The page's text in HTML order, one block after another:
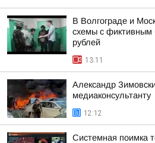
В Волгограде и
схемы с фиктивным
рублей
13:11
Александр
медиаконсультанту
12:12
Системная поимка